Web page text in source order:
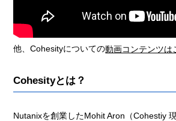
他、Cohesityについての動画コンテンツは
Cohesityとは？
Nutanixを創業したMohit Aron（Cohestiy